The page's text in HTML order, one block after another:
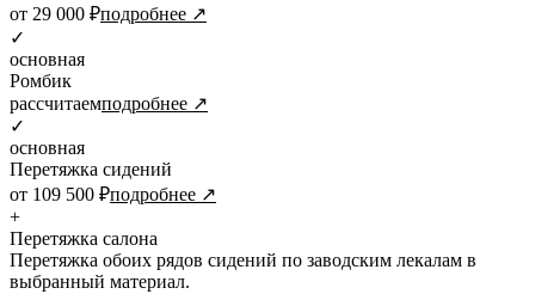
от 29 000 ₽подробнее ↗
✓
основная
Ромбик
рассчитаемподробнее ↗
✓
основная
Перетяжка сидений
от 109 500 ₽подробнее ↗
+
Перетяжка салона
Перетяжка обоих рядов сидений по заводским лекалам в
выбранный материал.